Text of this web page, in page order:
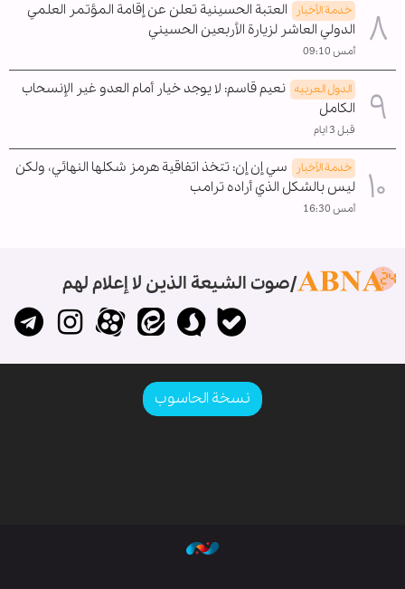
خدمة الأخبار
العتبة الحسينية تعلن عن إقامة المؤتمر العلمي
الدولي العاشر لزيارة الأربعين الحسيني
أمس 09:10
الدول العربیه نعيم قاسم: لا يوجد خيار أمام العدو غير الإنسحاب
الکامل
قبل 3 ايام
خدمة الأخبار
سي إن إن: تتخذ اتفاقية هرمز شكلها النهائي، ولكن
ليس بالشكل الذي أراده ترامب
أمس 16:30
صوت الشيعة الذين لا إعلام لهم
نسخة الحاسوب